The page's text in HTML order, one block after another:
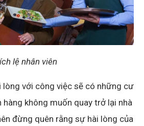
lệ nhân viên
lòng với công việc sẽ có những cư
hàng không muốn quay trở lại nhà
đừng quên rằng sự hài lòng của